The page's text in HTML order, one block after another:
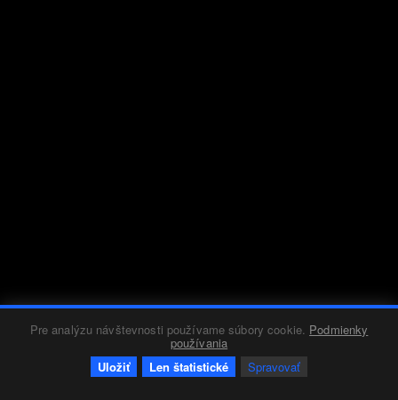
Pre analýzu návštevnosti používame súbory cookie. Podmienky
používania
Uložiť
Len štatistické Spravovať